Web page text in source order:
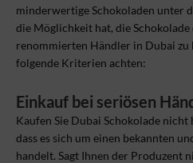
minderwertige Schokoladen unter
die Möglichkeit hat, die
renommierten Händler in Dubai zu
folgende Kriterien achten:
Einkauf bei seriösen
Kaufen Sie Dubai Schokolade
dass es sich um einen bekannten
handelt. Sagt Ihnen der Produzent